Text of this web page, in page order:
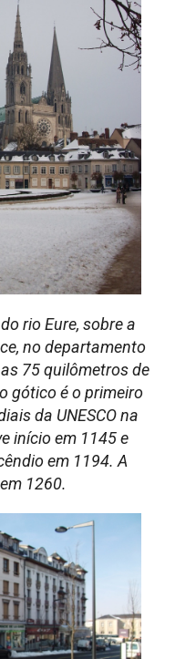
rio Eure, sobre a
no departamento
75 quilômetros de
gótico é o primeiro
da UNESCO na
início em 1145 e
em 1194. A
1260.